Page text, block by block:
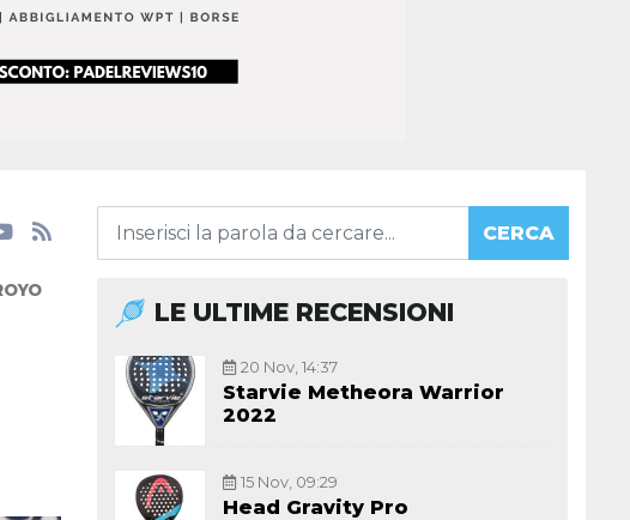
CERCA
LE ULTIME RECENSIONI
20 Nov, 14:37
Starvie Metheora Warrior
2022
15 Nov, 09:29
Head Gravity Pro